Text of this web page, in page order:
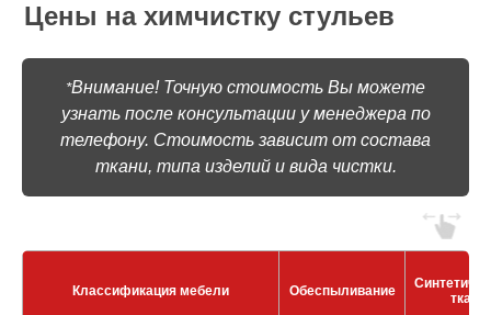
Цены на химчистку стульев
*Внимание! Точную стоимость Вы можете
узнать после консультации у менеджера по
телефону. Стоимость зависит от состава
ткани, типа изделий и вида чистки.
Классификация мебели Обеспыливание
ткани